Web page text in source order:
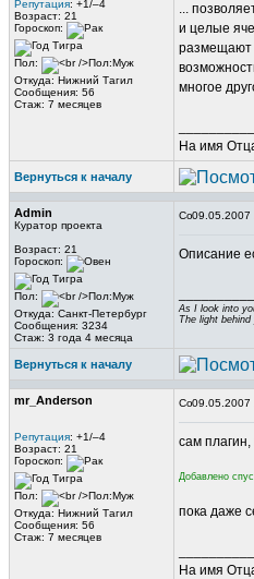
Репутация: +1/–4
Возраст: 21
Гороскоп:
Пол:
Откуда: Нижний Тагил
Сообщения: 56
Стаж: 7 месяцев
...
и целые
размещают
многое
На имя
Вернуться к началу
Admin
Куратор проекта
Возраст: 21
Гороскоп:
Пол:
Откуда: Санкт-Петербург
Сообщения: 3234
Стаж: 3 года 4 месяца
09.05.2007
Описание
As I look into
The light
Вернуться к началу
mr_Anderson
Репутация: +1/–4
Возраст: 21
Гороскоп:
Пол:
Откуда: Нижний Тагил
Сообщения: 56
Стаж: 7 месяцев
09.05.2007
сам
Добавлено
пока даже
На имя